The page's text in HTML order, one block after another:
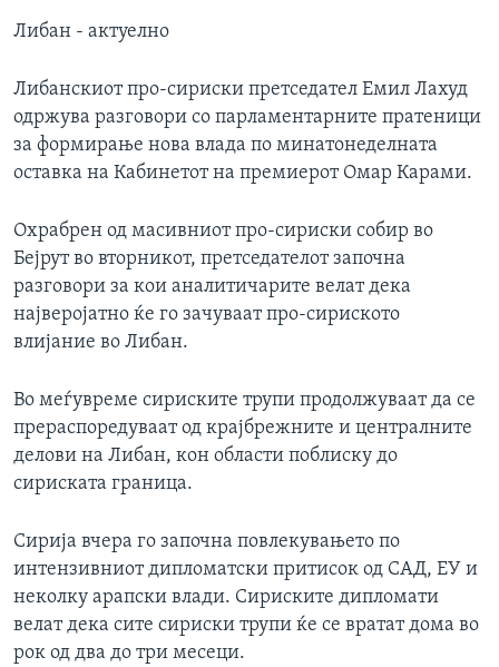
Либан - актуелно
Либанскиот про-сириски претседател Емил Лахуд
одржува разговори со парламентарните пратеници
за формирање нова влада по минатонеделната
оставка на Кабинетот на премиерот Омар Карами.
Охрабрен од масивниот про-сириски собир во
Бејрут во вторникот, претседателот започна
разговори за кои аналитичарите велат дека
најверојатно ќе го зачуваат про-сириското
влијание во Либан.
Во меѓувреме сириските трупи продолжуваат да се
прераспоредуваат од крајбрежните и централните
делови на Либан, кон области поблиску до
сириската граница.
Сирија вчера го започна повлекувањето по
интензивниот дипломатски притисок од САД, ЕУ и
неколку арапски влади. Сириските дипломати
велат дека сите сириски трупи ќе се вратат дома во
рок од два до три месеци.